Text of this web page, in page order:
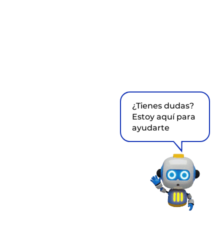
¿Tienes dudas?
Estoy aquí para
ayudarte